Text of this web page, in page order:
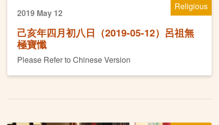
Religious
2019 May 12
己亥年四月初八日（2019-05-12）呂祖無
極寶懺
Please Refer to Chinese Version